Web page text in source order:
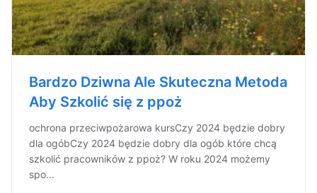
Bardzo Dziwna Ale Skuteczna Metoda
Aby Szkolić się z ppoż
ochrona przeciwpożarowa kursCzy 2024 będzie dobry
dla ogóbCzy 2024 będzie dobry dla ogób które chcą
szkolić pracowników z ppoż? W roku 2024 możemy
spo...